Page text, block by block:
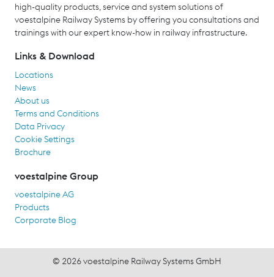
high-quality products, service and system solutions of
voestalpine Railway Systems by offering you consultations and
trainings with our expert know-how in railway infrastructure.
Links & Download
Locations
News
About us
Terms and Conditions
Data Privacy
Cookie Settings
Brochure
voestalpine Group
voestalpine AG
Products
Corporate Blog
© 2026 voestalpine Railway Systems GmbH